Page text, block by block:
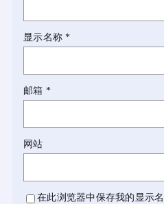
显示名称*
邮箱 *
网站
在此浏览器中保存我的显示